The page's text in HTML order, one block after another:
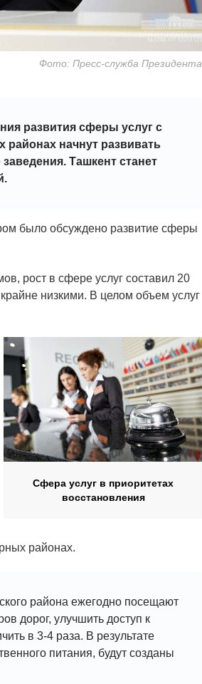
Фото: Пресс-служба Президента
развития сферы услуг с
начнут развивать
Ташкент станет
было обсуждено развитие сферы
рост в сфере услуг составил 20
низкими. В целом объем услуг
Сфера услуг в приоритетах
восстановления
районах.
района ежегодно посещают
дорог, улучшить доступ к
в 3-4 раза. В результате
питания, будут созданы